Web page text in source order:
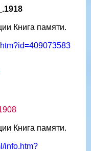
Книга памяти.
Книга памяти.
info.htm?